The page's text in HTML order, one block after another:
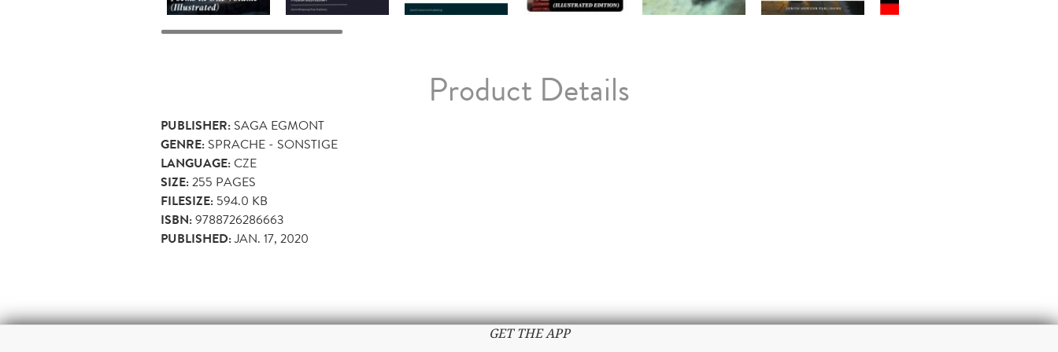
Product Details
PUBLISHER: SAGA EGMONT
GENRE: SPRACHE - SONSTIGE
LANGUAGE:CZE
SIZE:255 PAGES
FILESIZE: 594.0 KB
ISBN:9788726286663
PUBLISHED:JAN. 17, 2020
GET THE APP